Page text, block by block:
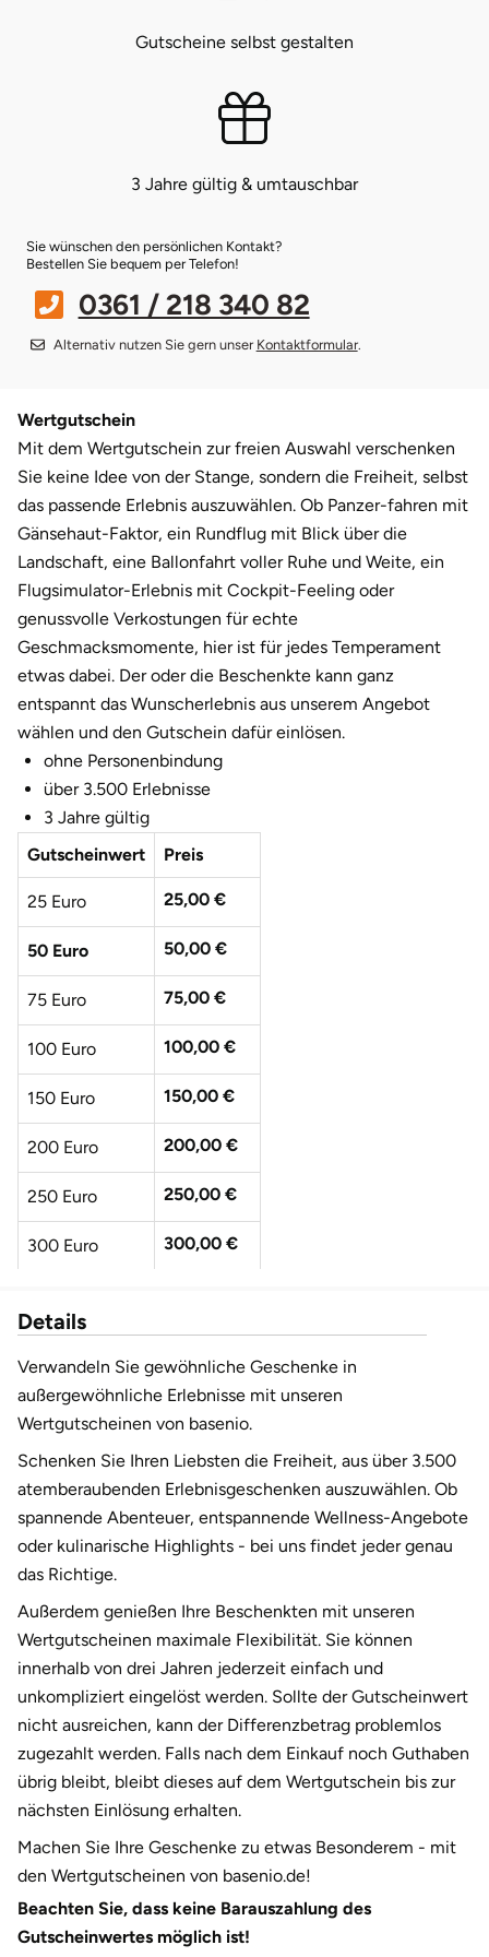
Gutscheine selbst gestalten
3 Jahre gültig & umtauschbar
Sie wünschen den persönlichen Kontakt?
Bestellen Sie bequem per Telefon!
0361 / 218 340 82
Alternativ nutzen Sie gern unser Kontaktformular.
Wertgutschein
Mit dem Wertgutschein zur freien Auswahl verschenken
Sie keine Idee von der Stange, sondern die Freiheit, selbst
das passende Erlebnis auszuwählen. Ob Panzer-fahren mit
Gänsehaut-Faktor, ein Rundflug mit Blick über die
Landschaft, eine Ballonfahrt voller Ruhe und Weite, ein
Flugsimulator-Erlebnis mit Cockpit-Feeling oder
genussvolle Verkostungen für echte
Geschmacksmomente, hier ist für jedes Temperament
etwas dabei. Der oder die Beschenkte kann ganz
entspannt das Wunscherlebnis aus unserem Angebot
wählen und den Gutschein dafür einlösen.
ohne Personenbindung
über 3.500 Erlebnisse
3 Jahre gültig
Gutscheinwert
Preis
25 Euro 25,00 €
50 Euro 50,00 €
75 Euro 75,00 €
100 Euro 100,00 €
150 Euro 150,00 €
200 Euro 200,00 €
250 Euro 250,00 €
300 Euro 300,00 €
1.000,00 €
Details
Verwandeln Sie gewöhnliche Geschenke in
außergewöhnliche Erlebnisse mit unseren
Wertgutscheinen von basenio.
Schenken Sie Ihren Liebsten die Freiheit, aus über 3.500
atemberaubenden Erlebnisgeschenken auszuwählen. Ob
spannende Abenteuer, entspannende Wellness-Angebote
oder kulinarische Highlights - bei uns findet jeder genau
das Richtige.
Außerdem genießen Ihre Beschenkten mit unseren
Wertgutscheinen maximale Flexibilität. Sie können
innerhalb von drei Jahren jederzeit einfach und
unkompliziert eingelöst werden. Sollte der Gutscheinwert
nicht ausreichen, kann der Differenzbetrag problemlos
zugezahlt werden. Falls nach dem Einkauf noch Guthaben
übrig bleibt, bleibt dieses auf dem Wertgutschein bis zur
nächsten Einlösung erhalten.
Machen Sie Ihre Geschenke zu etwas Besonderem - mit
den Wertgutscheinen von basenio.de!
Beachten Sie, dass keine Barauszahlung des
Gutscheinwertes möglich ist!
Chemnitz
Cottbus
Dessau
Dietzenbach
Dingolfing
Dorsten
Dortmund
Dresden
Düsseldorf
Erfurt
Erlangen
Essen
Flensburg
Freiberg
Freiburg
Fulda
Fürstenfeldbruck
Fürth
Gelnhausen
Gera
Gersfeld
Gotha
Göppingen
Görlitz
Riesa
Sömmerda
sächsische Schweiz
Weimar